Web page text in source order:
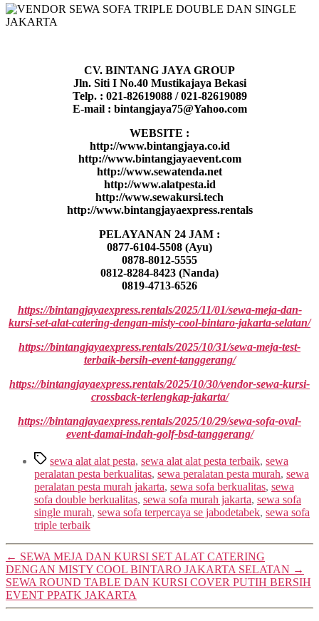
CV. BINTANG JAYA GROUP
Jln. Siti I No.40 Mustikajaya Bekasi
Telp. : 021-82619088 / 021-82619089
E-mail : bintangjaya75@Yahoo.com
WEBSITE :
http://www.bintangjaya.co.id
http://www.bintangjayaevent.com
http://www.sewatenda.net
http://www.alatpesta.id
http://www.sewakursi.tech
http://www.bintangjayaexpress.rentals
PELAYANAN 24 JAM :
0877-6104-5508 (Ayu)
0878-8012-5555
0812-8284-8423 (Nanda)
0819-4713-6526
https://bintangjayaexpress.rentals/2025/11/01/sewa-meja-dan-
kursi-set-alat-catering-dengan-misty-cool-bintaro-jakarta-selatan/
https://bintangjayaexpress.rentals/2025/10/31/sewa-meja-test-
terbaik-bersih-event-tanggerang/
https://bintangjayaexpress.rentals/2025/10/30/vendor-sewa-kursi-
crossback-terlengkap-jakarta/
https://bintangjayaexpress.rentals/2025/10/29/sewa-sofa-oval-
event-damai-indah-golf-bsd-tanggerang/
Tagsewa alat alat pesta, sewa alat alat pesta terbaik, sewa
peralatan pesta berkualitas, sewa peralatan pesta murah, sewa
peralatan pesta murah jakarta, sewa sofa berkualitas, sewa
sofa double berkualitas, sewa sofa murah jakarta, sewa sofa
single murah, sewa sofa terpercaya se jabodetabek, sewa sofa
triple terbaik
← SEWA MEJA DAN KURSI SET ALAT CATERING
DENGAN MISTY COOL BINTARO JAKARTA SELATAN →
SEWA ROUND TABLE DAN KURSI COVER PUTIH BERSIH
EVENT PPATK JAKARTA